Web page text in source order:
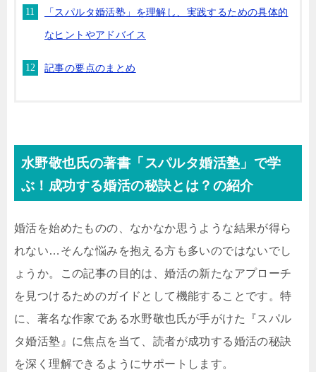
「スパルタ婚活塾」を理解し、実践するための具体的
なヒントやアドバイス
記事の要点のまとめ
水野敬也氏の著書「スパルタ婚活塾」で学
ぶ！成功する婚活の秘訣とは？の紹介
婚活を始めたものの、なかなか思うような結果が得ら
れない…そんな悩みを抱える方も多いのではないでし
ょうか。この記事の目的は、婚活の新たなアプローチ
を見つけるためのガイドとして機能することです。特
に、著名な作家である水野敬也氏が手がけた『スパル
タ婚活塾』に焦点を当て、読者が成功する婚活の秘訣
を深く理解できるようにサポートします。